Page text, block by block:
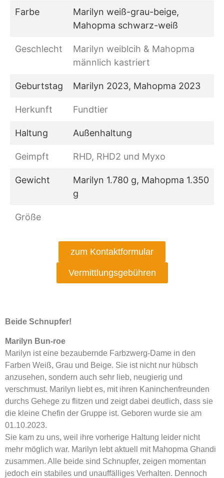
Farbe
Marilyn weiß-grau-beige,
Mahopma schwarz-weiß
Geschlecht
Marilyn weiblcih & Mahopma
männlich kastriert
Geburtstag Marilyn 2023, Mahopma 2023
Herkunft Fundtier
Haltung Außenhaltung
Geimpft RHD, RHD2 und Myxo
Gewicht
Marilyn 1.780 g, Mahopma 1.350
g
Größe
zum Kontaktformular
Vermittlungsgebühren
Beide Schnupfer!
Marilyn Bun-roe
Marilyn ist eine bezaubernde Farbzwerg-Dame in den
Farben Weiß, Grau und Beige. Sie ist nicht nur hübsch
anzusehen, sondern auch sehr lieb, neugierig und
verschmust. Marilyn liebt es, mit ihren Kaninchenfreunden
durchs Gehege zu flitzen und zeigt dabei deutlich, dass sie
die kleine Chefin der Gruppe ist. Geboren wurde sie am
01.10.2023.
Sie kam zu uns, weil ihre vorherige Haltung leider nicht
mehr möglich war. Marilyn lebt aktuell mit Mahopma Ghandi
zusammen. Alle beide sind Schnupfer, zeigen momentan
jedoch ein stabiles und unauffälliges Verhalten. Dennoch